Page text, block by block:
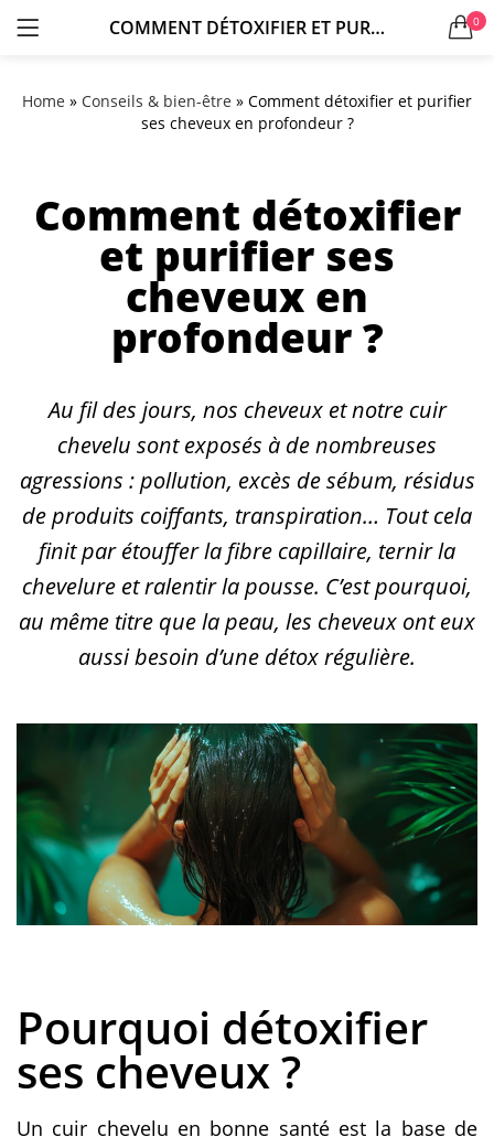
COMMENT DÉTOXIFIER ET PURIFIER SES CHEVEUX EN PROFONDEUR ? 0
Se souvenir de moi
Home » Conseils & bien-être » Comment détoxifier et purifier
ses cheveux en profondeur ?
Comment détoxifier
et purifier ses
cheveux en
profondeur ?
Au fil des jours, nos cheveux et notre cuir
chevelu sont exposés à de nombreuses
agressions : pollution, excès de sébum, résidus
de produits coiffants, transpiration… Tout cela
finit par étouffer la fibre capillaire, ternir la
chevelure et ralentir la pousse. C’est pourquoi,
au même titre que la peau, les cheveux ont eux
aussi besoin d’une détox régulière.
Pourquoi détoxifier
ses cheveux ?
Un cuir chevelu en bonne santé est la base de